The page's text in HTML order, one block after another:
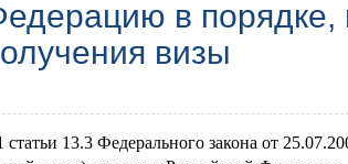
в порядке,
визы
13.3 Федерального закона от